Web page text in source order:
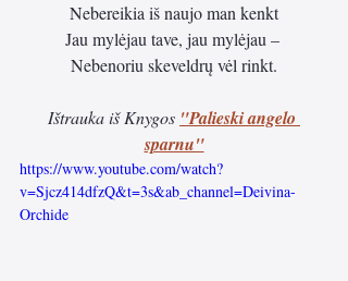
Nebereikia iš naujo man kenkt
Jau mylėjau tave, jau mylėjau –
Nebenoriu skeveldrų vėl rinkt.
Ištrauka iš Knygos "Palieski angelo
sparnu"
https://www.youtube.com/watch?
v=Sjcz414dfzQ&t=3s&ab_channel=Deivina-
Orchide